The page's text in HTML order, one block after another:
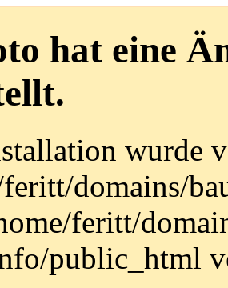
hat eine
wurde
domains/
feritt/
public_html